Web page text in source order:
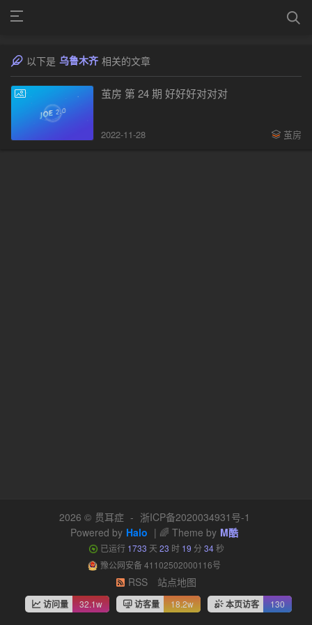
以下是 乌鲁木齐 相关的文章
茧房 第 24 期 好好好对对对
2022-11-28 茧房
2026 © 贯耳症 - 浙ICP备2020034931号-1
Powered by Halo | 🌈 Theme by M酷
已运行 1733 天 23 时 19 分 34秒
豫公网安备 41102502000116号
RSS 站点地图
访问量 32.1w 访客量 18.2w 本页访客 130